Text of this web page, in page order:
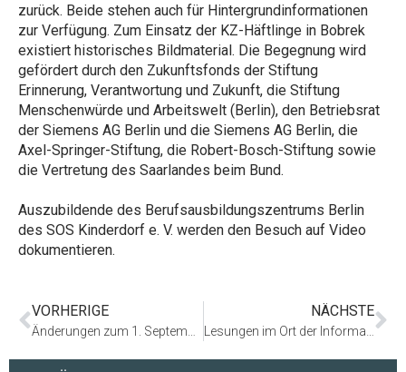
zurück. Beide stehen auch für Hintergrundinformationen
zur Verfügung. Zum Einsatz der KZ-Häftlinge in Bobrek
existiert historisches Bildmaterial. Die Begegnung wird
gefördert durch den Zukunftsfonds der Stiftung
Erinnerung, Verantwortung und Zukunft, die Stiftung
Menschenwürde und Arbeitswelt (Berlin), den Betriebsrat
der Siemens AG Berlin und die Siemens AG Berlin, die
Axel-Springer-Stiftung, die Robert-Bosch-Stiftung sowie
die Vertretung des Saarlandes beim Bund.
Auszubildende des Berufsausbildungszentrums Berlin
des SOS Kinderdorf e. V. werden den Besuch auf Video
dokumentieren.
VORHERIGE NÄCHSTE